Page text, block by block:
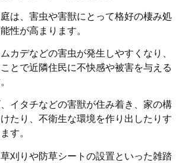
は、害虫や害獣にとって格好の棲み処
性が高まります。
カデなどの害虫が発生しやすくなり、
とで近隣住民に不快感や被害を与える
イタチなどの害獣が住み着き、家の構
たり、不衛生な環境を作り出したりす
す。
刈りや防草シートの設置といった雑踏